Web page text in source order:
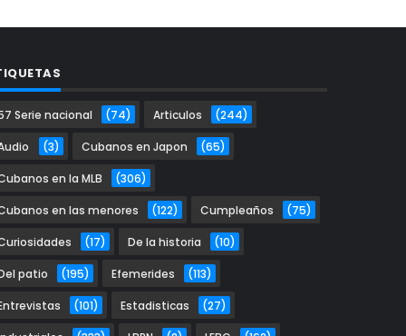
Serie nacional (74) Articulos (244)
(3) Cubanos en Japon (65)
en la MLB (306)
en las menores (122) Cumpleaños (75)
(17) De la historia (10)
patio (195) Efemerides (113)
(101) Estadisticas (27)